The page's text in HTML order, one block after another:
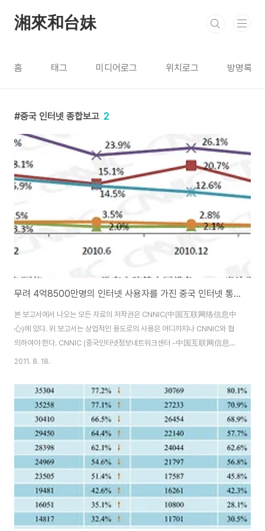
湘來和台妹
홈 태그 미디어로그 위치로그 방명록
중국 인터넷 종합보고 2
무려 4억8500만명의 인터넷 사용자를 가진 중국 인터넷 통계보고(CNNIC)
본 보고서에서 나오는 모든 자료의 저작권은 CNNIC(中国互联网络信息中
心)에 있다. 위 보고서는 상업적인 용도로의 사용은 어디까지나 CNNIC와 협
의하여야 한다. CNNIC (중국인터넷정보네트워크센터 -中国互联网信息中
心)에서 지난달 중순에 中国互联网络发展状况统计报告 제28차 중국인
대륙의 31개 성(省)·자치구·직할시에 대해 유무선 전화와 인터넷을 통해 측정
했다고 밝혔다. 원문 주소 :
http://www.cnnic.cn/research/bgxz/tjbg/201107/t20110719_22120.html
이번 보고서에서는 주목해야할 부분은 인터넷 사용자 규모가 아닌가 싶다. 6개
월만 3천만명이 증가하고 있다. 우리와 비교할 수 없지만..
2011. 8. 18.